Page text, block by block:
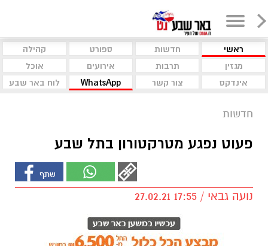
ראשי חדשות ספורט
קהילה
מגזין
תרבות אירועים
אוכל
אינדקס
צור קשר WhatsApp לוח באר שבע
חדשות
פעוט נפגע מטרקטורון בתל שבע
נועה גבאי / 17:55 27.02.21